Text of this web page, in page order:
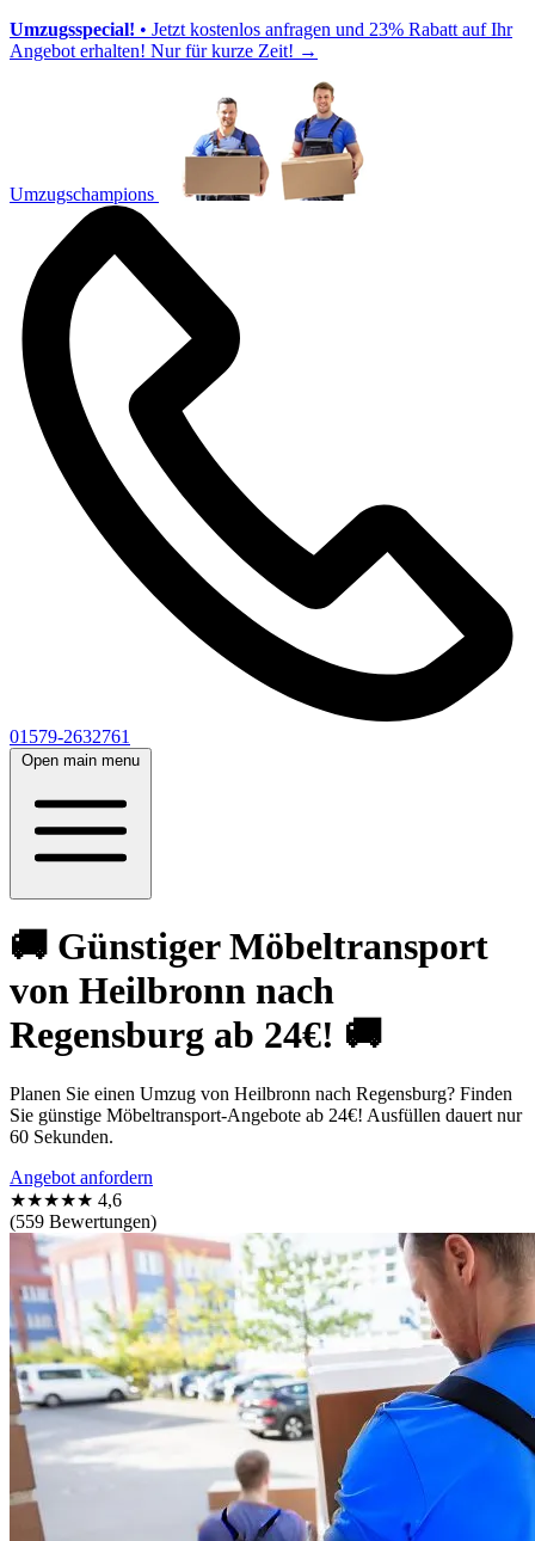
Umzugsspecial! • Jetzt kostenlos anfragen und 23% Rabatt auf Ihr
Angebot erhalten! Nur für kurze Zeit! →
Umzugschampions
01579-2632761
Open main menu
🚚 Günstiger Möbeltransport
von Heilbronn nach
Regensburg ab 24€! 🚚
Planen Sie einen Umzug von Heilbronn nach Regensburg? Finden
Sie günstige Möbeltransport-Angebote ab 24€! Ausfüllen dauert nur
60 Sekunden.
Angebot anfordern
★★★★★ 4,6
(559 Bewertungen)